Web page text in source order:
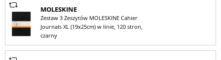
MOLESKINE
Zestaw 3 Zeszytów MOLESKINE Cahier
Journals XL (19x25cm) w linie, 120 stron,
czarny